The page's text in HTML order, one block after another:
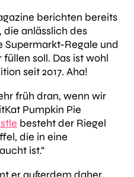
berichten bereits
die anlässlich des
Supermarkt-Regale und
soll. Das ist wohl
seit 2017. Aha!
früh dran, wenn wir
Pumpkin Pie
besteht der Riegel
die in eine
ist.“